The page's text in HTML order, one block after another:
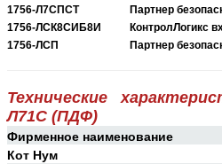
1756-Л7СПСТ
Партнер
1756-ЛСК8СИБ8И
КонтролЛогикс
1756-ЛСП
Партнер
Технические
Л71С (ПДФ)
Фирменное наименование
Кот Нум